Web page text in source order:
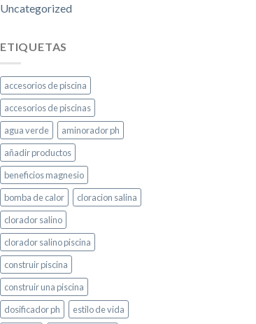
Uncategorized
ETIQUETAS
accesorios de piscina
accesorios de piscinas
agua verde
aminorador ph
añadir productos
beneficios magnesio
bomba de calor
cloracion salina
clorador salino
clorador salino piscina
construir piscina
construir una piscina
dosificador ph
estilo de vida